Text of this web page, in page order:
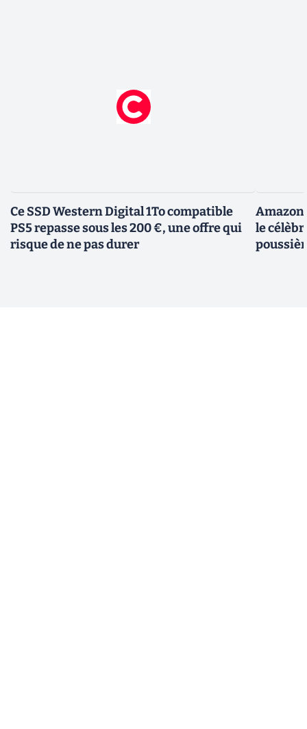
Ce SSD Western Digital 1To compatible
PS5 repasse sous les 200 €, une offre qui
risque de ne pas durer
Amazon
le